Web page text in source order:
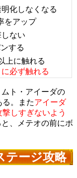
化しなくなる
をアップ
ない
する
上に触れる
必ず触れる
ト・アイーダの
る。またアイーダ
しすぎないよう
、メテオの前にボ
テージ攻略